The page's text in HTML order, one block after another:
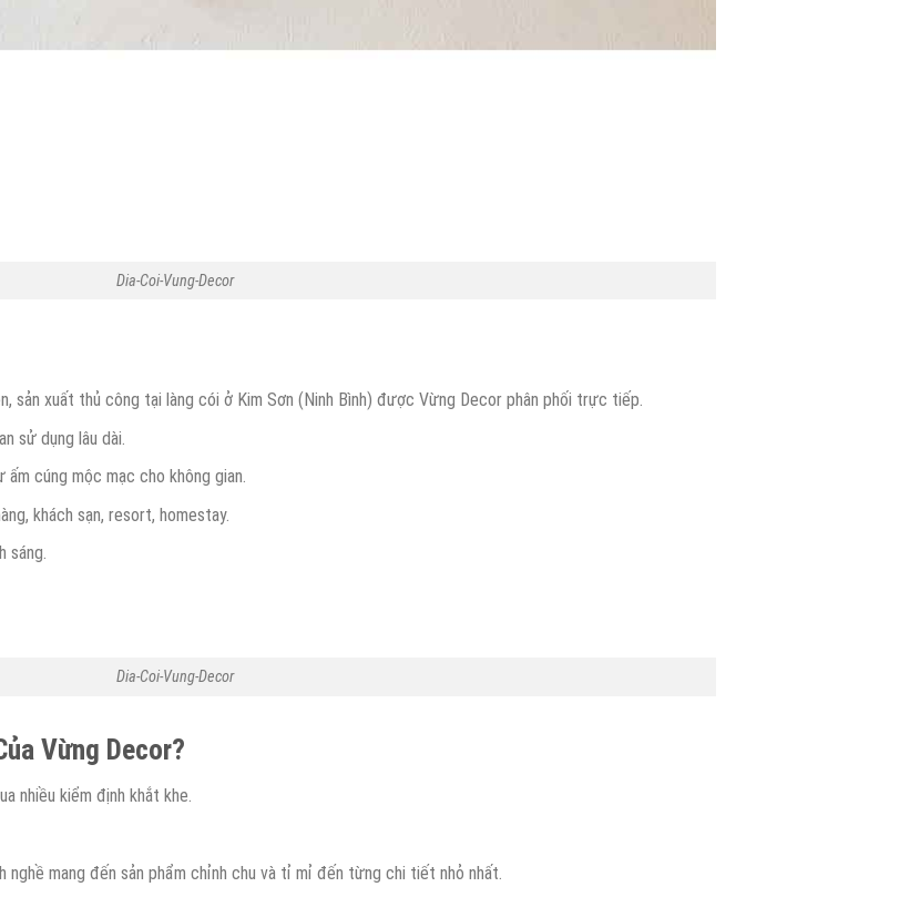
Dia-Coi-Vung-Decor
sản xuất thủ công tại làng cói ở Kim Sơn (Ninh Bình) được Vừng Decor phân phối trực tiếp.
sử dụng lâu dài.
cúng mộc mạc cho không gian.
khách sạn, resort, homestay.
sáng.
Dia-Coi-Vung-Decor
Vừng Decor?
nhiều kiểm định khắt khe.
mang đến sản phẩm chỉnh chu và tỉ mỉ đến từng chi tiết nhỏ nhất.